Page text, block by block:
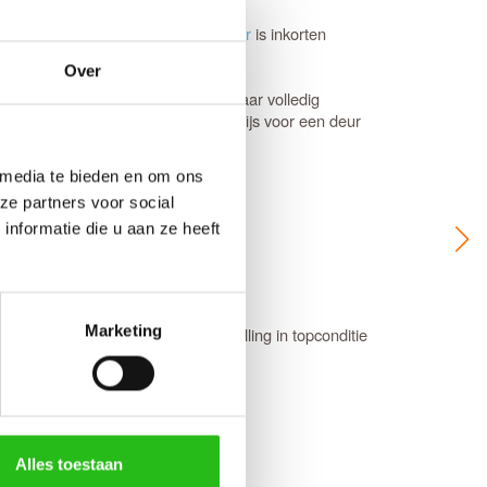
Over
te bieden en om ons
partners voor social
die u aan ze heeft
Marketing
Alles toestaan
in te korten. Bij een opdekdeur is inkorten
blijft de garantie van 12 jaar volledig
staat direct de prijs voor een deur
werkweken.
chat service
tussen 08:00 en 22:00 uur).
Voordeeldeuren, zodat je bestelling in topconditie